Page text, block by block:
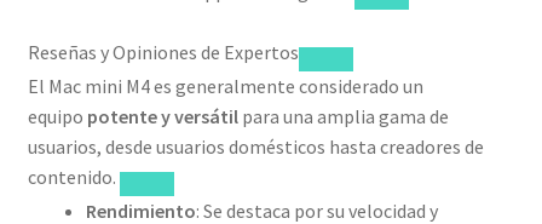
Reseñas y Opiniones de Expertos
El Mac mini M4 es generalmente considerado un
equipo potente y versátilpara una amplia gama de
usuarios, desde usuarios domésticos hasta creadores de
contenido.
Rendimiento: Se destaca por su velocidad y